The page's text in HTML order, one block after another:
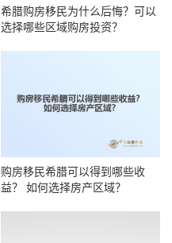
希腊购房移民为什么后悔？可以
选择哪些区域购房投资？
购房移民希腊可以得到哪些收
益？ 如何选择房产区域？